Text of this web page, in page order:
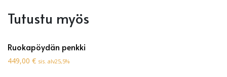
Tutustu myös
Ruokapöydän penkki
449,00 € sis. alv25,5%